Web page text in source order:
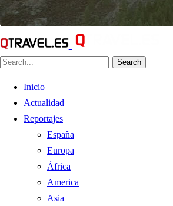
Search
Inicio
Actualidad
Reportajes
España
Europa
África
America
Asia